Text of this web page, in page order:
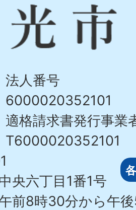
法人番号
6000020352101
適格請求書発行事業
T6000020352101
央六丁目1番1号
前8時30分から午